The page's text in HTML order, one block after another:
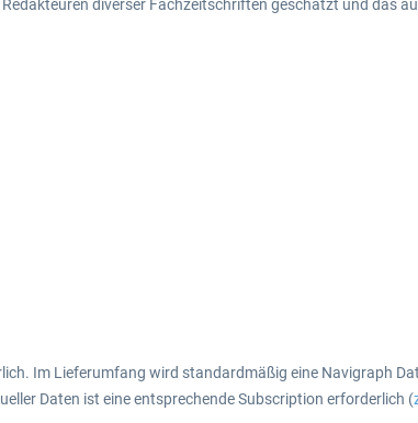
diverser Fachzeitschriften geschätzt und das
Im Lieferumfang wird standardmäßig eine Navigraph
Daten ist eine entsprechende Subscription erforderlich (